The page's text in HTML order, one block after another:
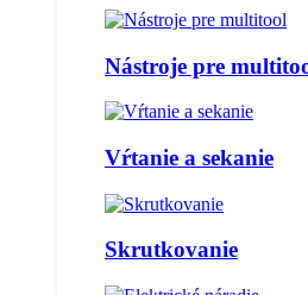
Nástroje pre
Vŕtanie a sekanie
Skrutkovanie